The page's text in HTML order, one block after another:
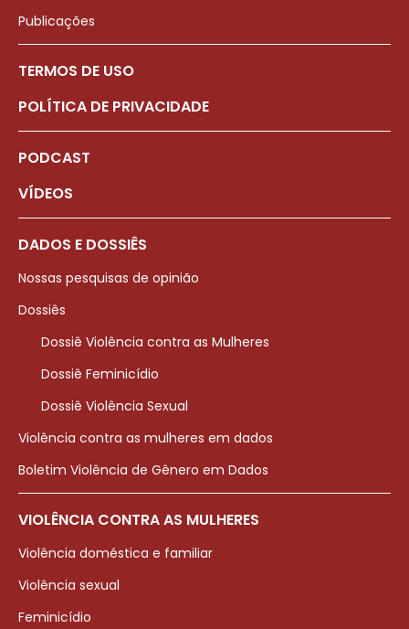
Publicações
TERMOS DE USO
POLÍTICA DE PRIVACIDADE
PODCAST
VÍDEOS
DADOS E DOSSIÊS
Nossas pesquisas de opinião
Dossiês
Dossiê Violência contra as Mulheres
Dossiê Feminicídio
Dossiê Violência Sexual
Violência contra as mulheres em dados
Boletim Violência de Gênero em Dados
VIOLÊNCIA CONTRA AS MULHERES
Violência doméstica e familiar
Violência sexual
Feminicídio